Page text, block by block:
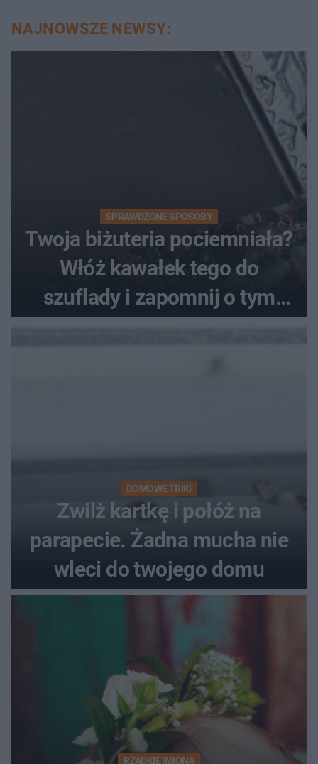
NAJNOWSZE NEWSY:
SPRAWDZONE SPOSOBY
Twoja biżuteria pociemniała?
Włóż kawałek tego do
szuflady i zapomnij o tym
problemie. Sposób na
DOMOWE TRIKI
Zwilż kartkę i połóż na
parapecie. Żadna mucha nie
wleci do twojego domu
RZADKIE IMIONA